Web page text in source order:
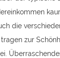
die
zur